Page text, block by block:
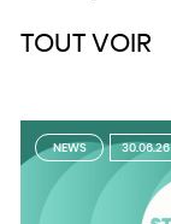
TOUT VOIR
NEWS 30.06.26